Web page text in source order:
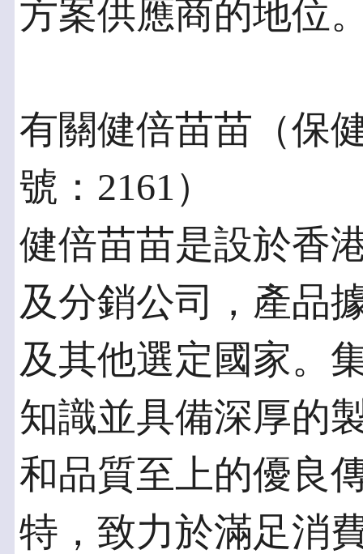
方案供應商的地位
有關健倍苗苗（保
號：2161）
健倍苗苗是設於香
及分銷公司，產品
及其他選定國家。
知識並具備深厚的
和品質至上的優良
特，致力於滿足消